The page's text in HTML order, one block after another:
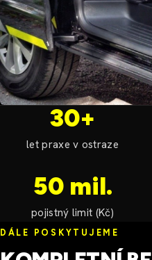
30+
let praxe v ostraze
50 mil.
pojistný limit (Kč)
DÁLE POSKYTUJEME